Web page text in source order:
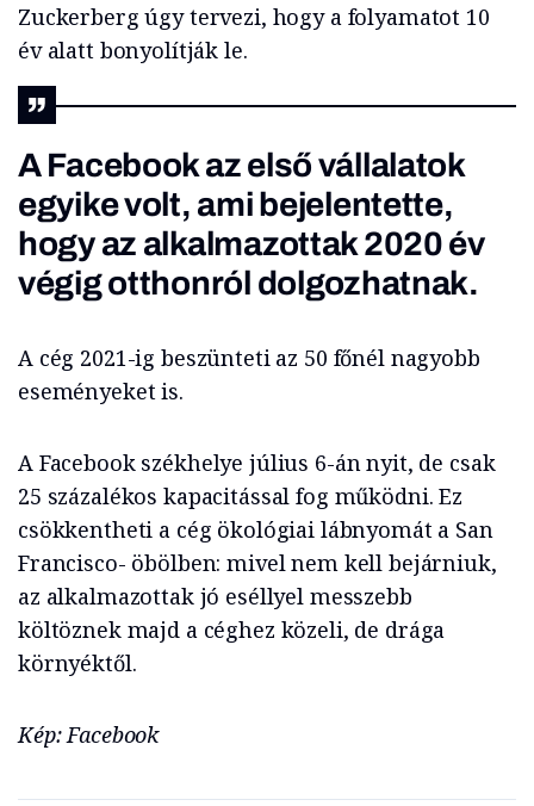
Zuckerberg úgy tervezi, hogy a folyamatot 10
év alatt bonyolítják le.
A Facebook az első vállalatok
egyike volt, ami bejelentette,
hogy az alkalmazottak 2020 év
végig otthonról dolgozhatnak.
A cég 2021-ig beszünteti az 50 főnél nagyobb
eseményeket is.
A Facebook székhelye július 6-án nyit, de csak
25 százalékos kapacitással fog működni. Ez
csökkentheti a cég ökológiai lábnyomát a San
Francisco- öbölben: mivel nem kell bejárniuk,
az alkalmazottak jó eséllyel messzebb
költöznek majd a céghez közeli, de drága
környéktől.
Kép: Facebook